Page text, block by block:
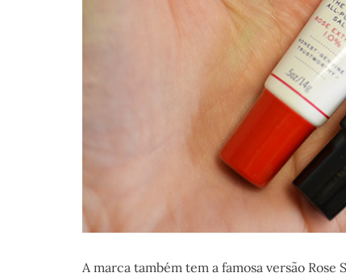
A marca também tem a famosa versão